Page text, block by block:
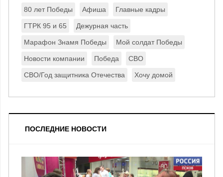
80 лет Победы Афиша Главные кадры
ГТРК 95 и 65 Дежурная часть
Марафон Знамя Победы Мой солдат Победы
Новости компании Победа СВО
СВО/Год защитника Отечества Хочу домой
ПОСЛЕДНИЕ НОВОСТИ